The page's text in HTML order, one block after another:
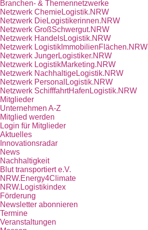
Branchen- & Themennetzwerke
Netzwerk ChemieLogistik.NRW
Netzwerk DieLogistikerinnen.NRW
Netzwerk GroßSchwergut.NRW
Netzwerk HandelsLogistik.NRW
Netzwerk LogistikImmobilienFlächen.NRW
Netzwerk JungerLogistiker.NRW
Netzwerk LogistikMarketing.NRW
Netzwerk NachhaltigeLogistik.NRW
Netzwerk PersonalLogistik.NRW
Netzwerk SchifffahrtHafenLogistik.NRW
Mitglieder
Unternehmen A-Z
Mitglied werden
Login für Mitglieder
Aktuelles
Innovationsradar
News
Nachhaltigkeit
Blut transportiert e.V.
NRW.Energy4Climate
NRW.Logistikindex
Förderung
Newsletter abonnieren
Termine
Veranstaltungen